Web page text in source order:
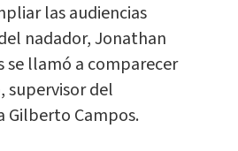
las audiencias
nadador, Jonathan
se llamó a comparecer
supervisor del
Gilberto Campos.